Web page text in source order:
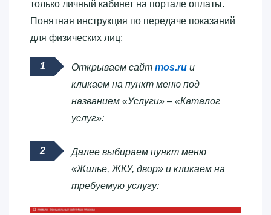
только личный кабинет на портале оплаты.
Понятная инструкция по передаче показаний
для физических лиц:
Открываем сайт mos.ru и
кликаем на пункт меню под
названием «Услуги» – «Каталог
услуг»:
Далее выбираем пункт меню
«Жилье, ЖКУ, двор» и кликаем на
требуемую услугу: